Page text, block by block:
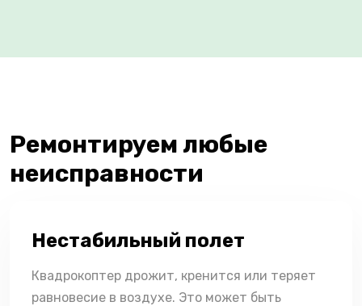
Ремонтируем любые
неисправности
Нестабильный полет
Квадрокоптер дрожит, кренится или теряет
равновесие в воздухе. Это может быть